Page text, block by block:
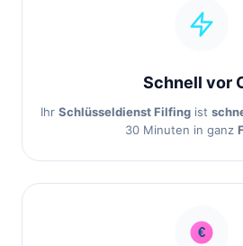
Schnell vor
Ihr Schlüsseldienst Filfingist
30 Minuten in ganz